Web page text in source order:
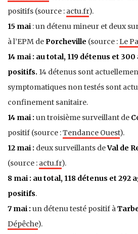
positifs (source : actu.fr).
15 mai : un détenu mineur et deux
à l’EPM de Porcheville (source : Le
14 mai : au total, 119 détenus et
positifs. 14 détenus sont
symptomatiques non testés sont
confinement sanitaire.
14 mai : un troisième surveillant de
positif (source :Tendance Ouest).
12 mai : deux surveillants deVal de
(source : actu.fr).
8 mai : au total, 118 détenus et 292
positifs.
7 mai : un détenu testé positif à
Dépêche).